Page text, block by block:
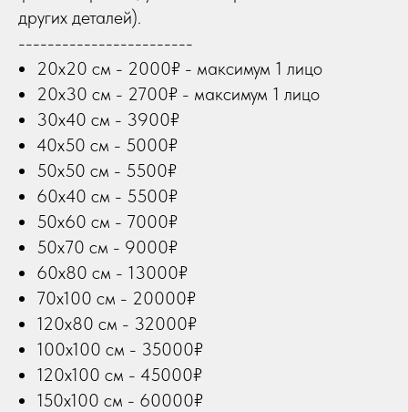
других деталей).
------------------------
20х20 см - 2000₽ - максимум 1 лицо
20х30 см - 2700₽ - максимум 1 лицо
30х40 см - 3900₽
40х50 см - 5000₽
50х50 см - 5500₽
60х40 см - 5500₽
50х60 см - 7000₽
50х70 см - 9000₽
60х80 см - 13000₽
70х100 см - 20000₽
120х80 см - 32000₽
100х100 см - 35000₽
120х100 см - 45000₽
150х100 см - 60000₽